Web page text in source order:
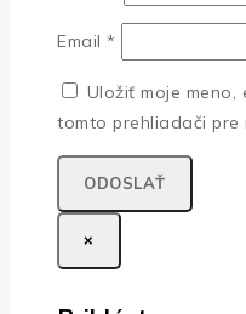
Email *
Uložiť moje
tomto prehliadači pre
×